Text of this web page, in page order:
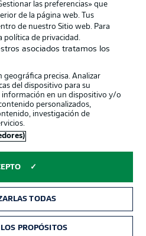
Trabajos
Condiciones de uso
las preferencias» que
de la página web. Tus
de nuestro Sitio web. Para
política de privacidad.
asociados tratamos los
geográfica precisa. Analizar
del dispositivo para su
información en un dispositivo y/o
personalizados,
investigación de
TODAS
PROPÓSITOS